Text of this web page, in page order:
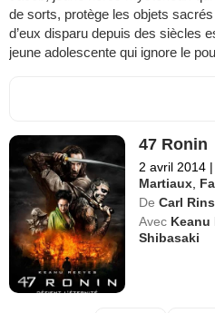
de sorts, protège les objets
d’eux disparu depuis des siècles
jeune adolescente qui ignore le
47 Ronin
2 avril 2014 |
Martiaux
De Carl
Avec Keanu
Shibasaki